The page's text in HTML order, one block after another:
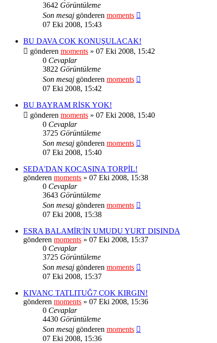
3642 Görüntüleme
Son mesaj gönderen moments
07 Eki 2008, 15:43
BU DAVA ÇOK KONUŞULACAK!
gönderen moments » 07 Eki 2008, 15:42
0 Cevaplar
3822 Görüntüleme
Son mesaj gönderen moments
07 Eki 2008, 15:42
BU BAYRAM RİSK YOK!
gönderen moments » 07 Eki 2008, 15:40
0 Cevaplar
3725 Görüntüleme
Son mesaj gönderen moments
07 Eki 2008, 15:40
SEDA'DAN KOCASINA TORPİL!
gönderen moments » 07 Eki 2008, 15:38
0 Cevaplar
3643 Görüntüleme
Son mesaj gönderen moments
07 Eki 2008, 15:38
ESRA BALAMİR'İN UMUDU YURT DIŞINDA
gönderen moments » 07 Eki 2008, 15:37
0 Cevaplar
3725 Görüntüleme
Son mesaj gönderen moments
07 Eki 2008, 15:37
KIVANÇ TATLITUĞ7 ÇOK KIRGIN!
gönderen moments » 07 Eki 2008, 15:36
0 Cevaplar
4430 Görüntüleme
Son mesaj gönderen moments
07 Eki 2008, 15:36